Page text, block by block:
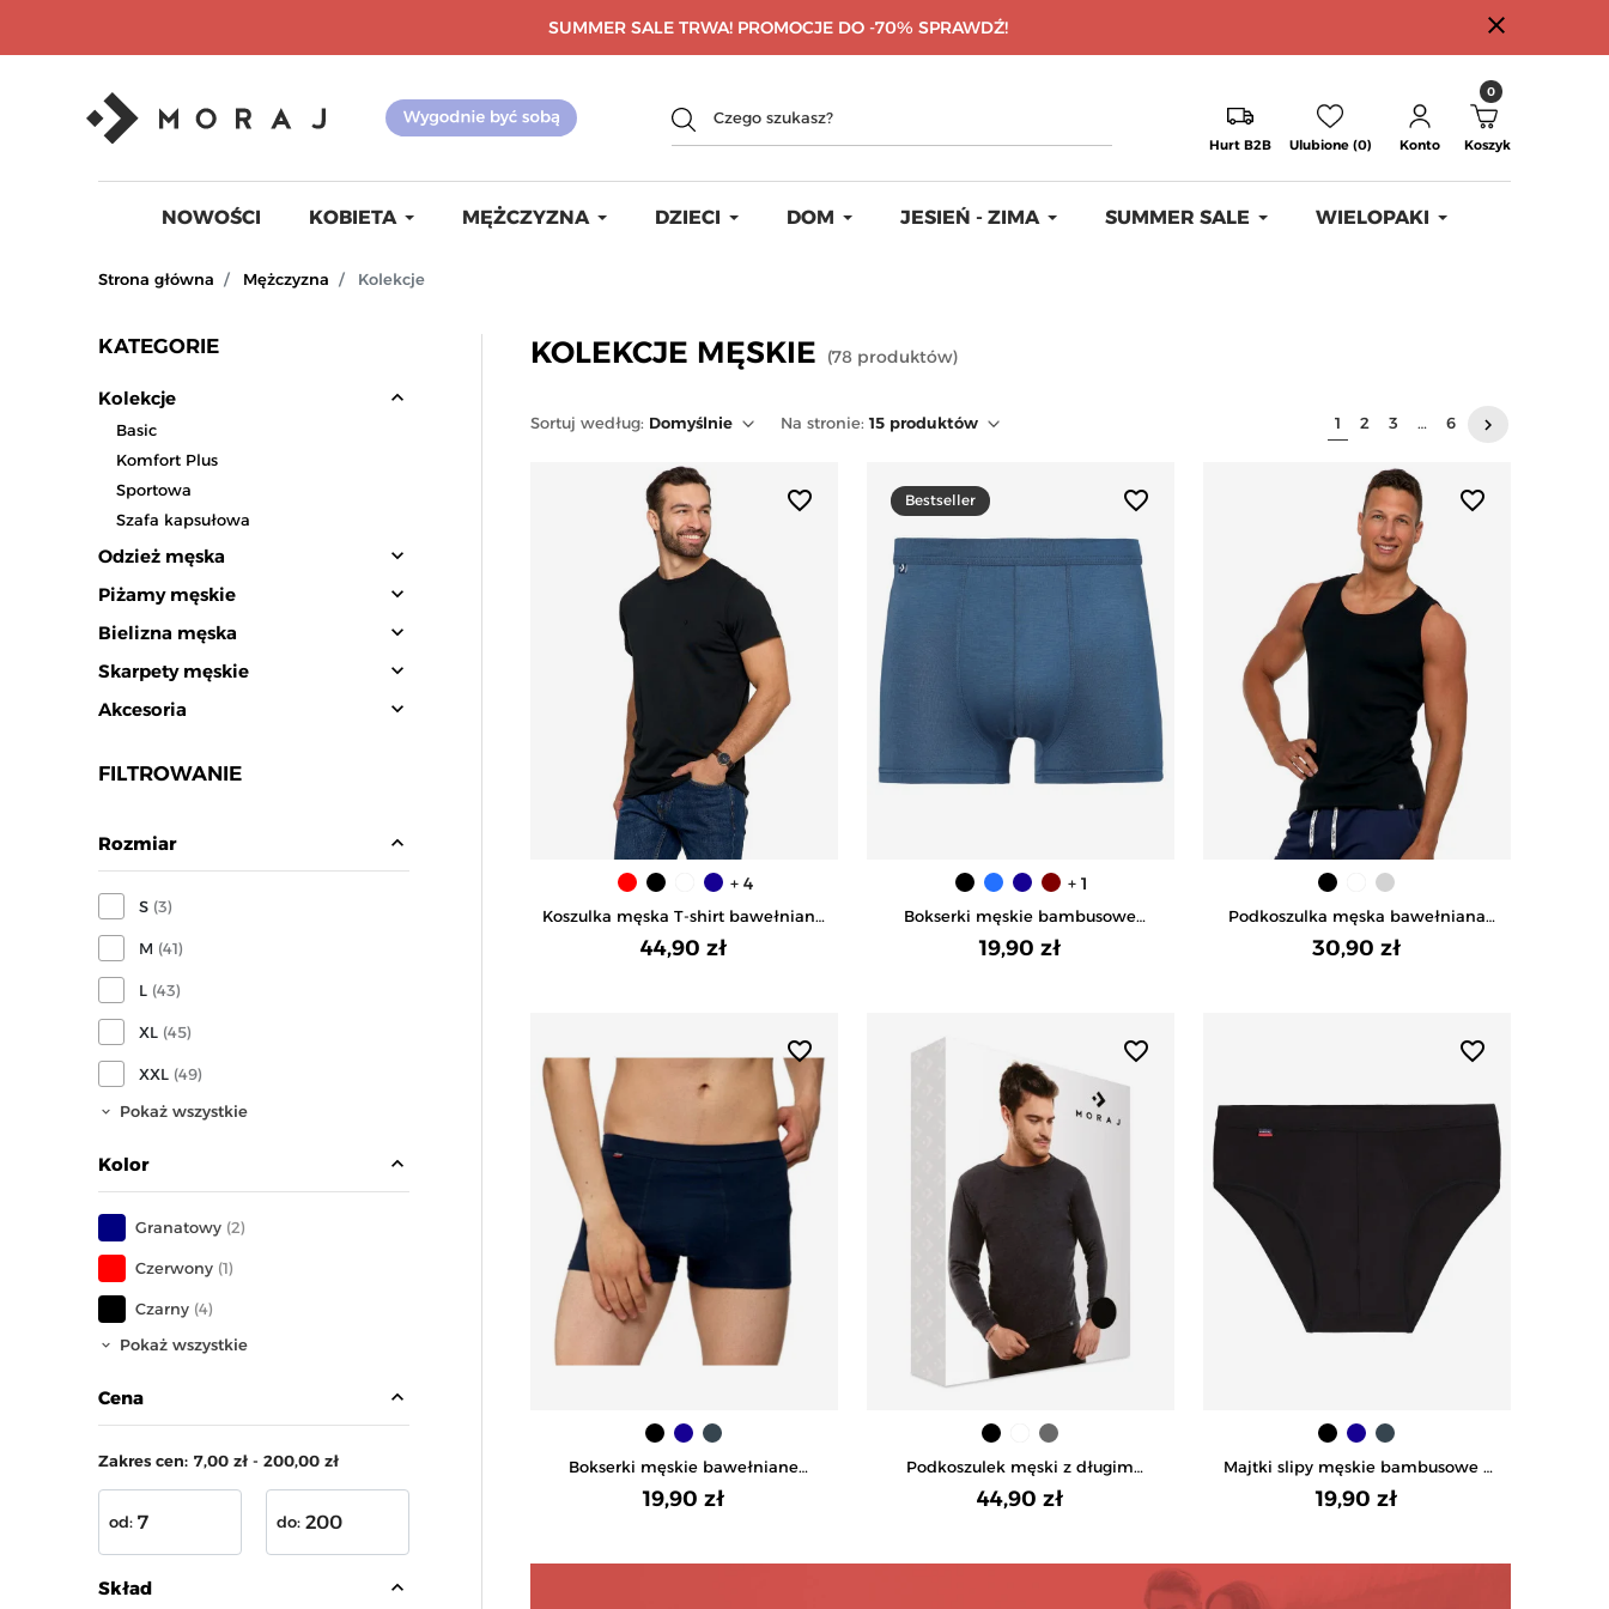
SUMMER SALE TRWA! PROMOCJE DO -70% SPRAWDŹ! close
Hurt B2B Ulubione (0) Konto
0
Koszyk
NOWOŚCI KOBIETA MĘŻCZYZNA DZIECI DOM JESIEŃ - ZIMA SUMMER SALE WIELOPAKI
Strona główna Mężczyzna Kolekcje
KATEGORIE
Kolekcje expand_less
Basic
Komfort Plus
Sportowa
Szafa kapsułowa
Odzież męska expand_more
Piżamy męskie expand_more
Bielizna męska expand_more
Skarpety męskie expand_more
Akcesoria expand_more
FILTROWANIE
Rozmiar expand_less
S (3)
M (41)
L (43)
XL (45)
XXL (49)
Pokaż wszystkie
Kolor expand_less
Granatowy (2)
Czerwony (1)
Czarny (4)
Pokaż wszystkie
Cena expand_less
Zakres cen: 7,00 zł - 200,00 zł
od: do:
Skład expand_less
KOLEKCJE MĘSKIE (78 produktów)
Sortuj według: Domyślnie Na stronie: 15 produktów 1 2 3 … 6 keyboard_arrow_right
favorite_border
Koszulka męska T-shirt bawełniana
Premium okrągły dekolt - CZARNY
44,90 zł
+ 4
Bestseller favorite_border
Bokserki męskie bambusowe
antybakteryjne - JEANS
19,90 zł
+ 1
favorite_border
Podkoszulka męska bawełniana
typu tank top na ramiączkach -
CZARNY
30,90 zł
favorite_border
Bokserki męskie bawełniane
dopasowane bez wzoru -
GRANATOWY
19,90 zł
favorite_border
Podkoszulek męski z długim
rękawem - CZARNY
44,90 zł
favorite_border
Majtki slipy męskie bambusowe -
CZARNY
19,90 zł